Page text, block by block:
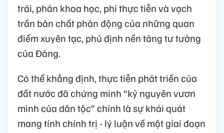
trái, phản khoa học, phi thực tiễn và vạch
trần bản chất phản động của những quan
điểm xuyên tạc, phủ định nền tảng tư tưởng
của Đảng.
Có thể khẳng định, thực tiễn phát triển của
đất nước đã chứng minh “kỷ nguyên vươn
mình của dân tộc” chính là sự khái quát
mang tính chính trị - lý luận về một giai đoạn